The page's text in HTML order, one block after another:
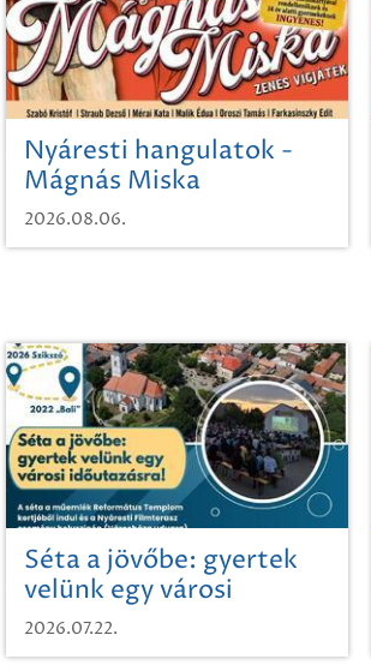
Nyáresti hangulatok -
Mágnás Miska
2026.08.06.
Séta a jövőbe: gyertek
velünk egy városi
időutazásra!
2026.07.22.